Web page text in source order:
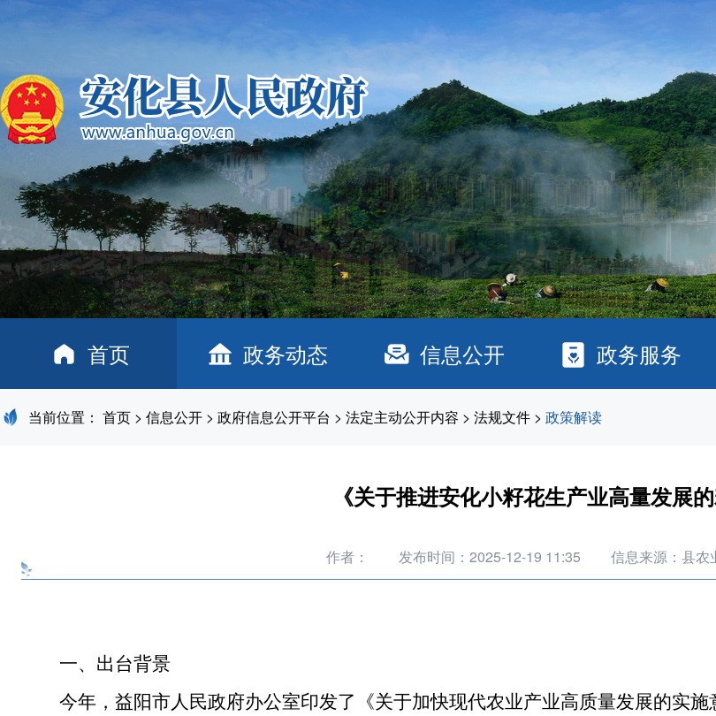
首页 政务动态 信息公开 政务服务
当前位置： 首页 > 信息公开 > 政府信息公开平台 > 法定主动公开内容 > 法规文件 > 政策解读
《关于推进安化小籽花生产业高量发展
作者： 发布时间：2025-12-19 11:35 信息来源：县农
一、 出台背景
今年，益阳市人民政府办公室印发了《关于加快现代农业产业高质量发展的实